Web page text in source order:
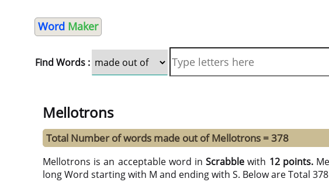
Word Maker
Find Words :
Mellotrons
Total Number of words made out of Mellotrons = 378
Mellotrons is an acceptable word inScrabble with 12 points.
long Word starting with M and ending with S. Below are Total